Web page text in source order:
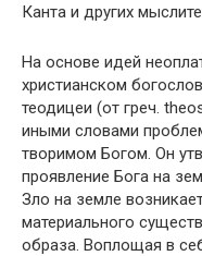
Канта и других
На основе идей
христианском
теодицеи (от греч.
иными словами
творимом Богом. Он
проявление Бога на
Зло на земле
материального
образа. Воплощая в